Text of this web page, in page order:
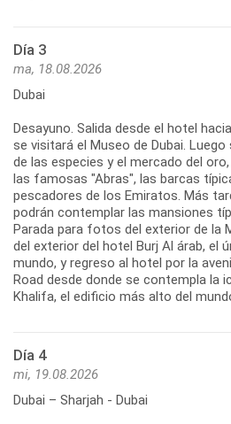
Día 3
ma, 18.08.2026
Dubai
Desayuno. Salida desde el hotel
se visitará el Museo de Dubai.
de las especies y el mercado del
las famosas "Abras", las barcas
pescadores de los Emiratos. Más
podrán contemplar las mansiones
Parada para fotos del exterior de la
del exterior del hotel Burj Al árab, el
mundo, y regreso al hotel por la
Road desde donde se contempla la
Khalifa, el edificio más alto del
Día 4
mi, 19.08.2026
Dubai – Sharjah - Dubai